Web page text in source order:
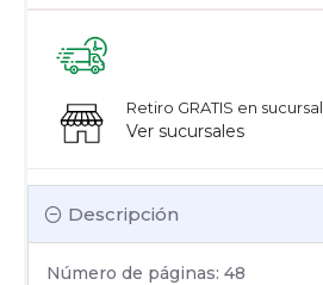
Descripción
Número de páginas: 48
Retiro GRATIS en sucursal
Ver sucursales